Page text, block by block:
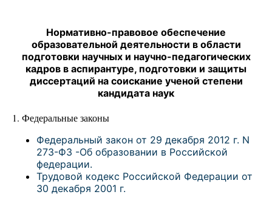
Нормативно-правовое обеспечение
образовательной деятельности в области
подготовки научных и научно-педагогических
кадров в аспирантуре, подготовки и защиты
диссертаций на соискание ученой степени
кандидата наук
1. Федеральные законы
Федеральный закон от 29 декабря 2012 г. N
273-ФЗ -Об образовании в Российской
федерации.
Трудовой кодекс Российской Федерации от
30 декабря 2001 г.